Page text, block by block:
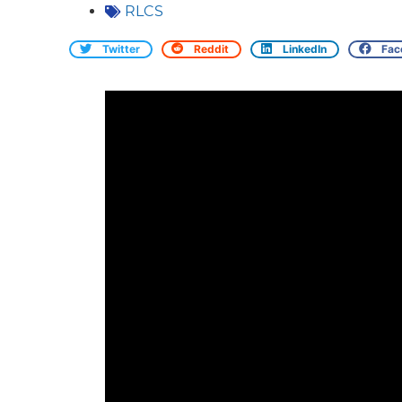
RLCS
Twitter Reddit LinkedIn